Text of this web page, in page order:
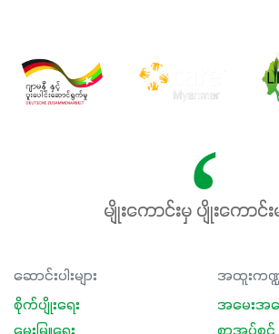
မျိုးကောင်းမှ ပျိုးကောင်
ဆောင်းပါးများ
စိုက်ပျိုးရေး
အထူးကဏ္ဍ
အမေးအဖ